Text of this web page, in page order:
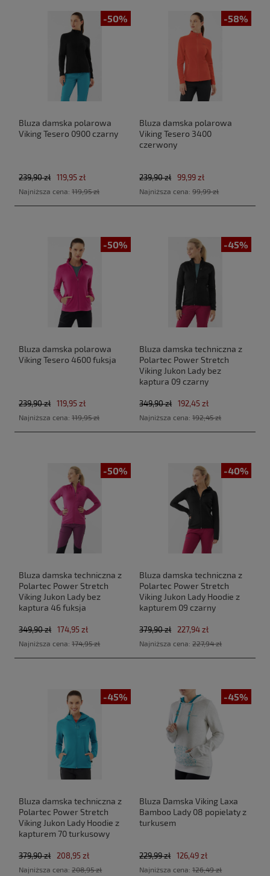
-50%
Bluza damska polarowa
Viking Tesero 0900 czarny
119,95 zł
239,90 zł
Najniższa cena:119,95 zł
-58%
Bluza damska polarowa
Viking Tesero 3400
czerwony
99,99 zł
239,90 zł
Najniższa cena:99,99 zł
-50%
Bluza damska polarowa
Viking Tesero 4600 fuksja
119,95 zł
239,90 zł
Najniższa cena:119,95 zł
-45%
Bluza damska techniczna z
Polartec Power Stretch
Viking Jukon Lady bez
kaptura 09 czarny
192,45 zł
349,90 zł
Najniższa cena:192,45 zł
-50%
Bluza damska techniczna z
Polartec Power Stretch
Viking Jukon Lady bez
kaptura 46 fuksja
174,95 zł
349,90 zł
Najniższa cena:174,95 zł
-40%
Bluza damska techniczna z
Polartec Power Stretch
Viking Jukon Lady Hoodie z
kapturem 09 czarny
227,94 zł
379,90 zł
Najniższa cena:227,94 zł
-45%
Bluza damska techniczna z
Polartec Power Stretch
Viking Jukon Lady Hoodie z
kapturem 70 turkusowy
208,95 zł
379,90 zł
Najniższa cena:208,95 zł
-45%
Bluza Damska Viking Laxa
Bamboo Lady 08 popielaty z
turkusem
126,49 zł
229,99 zł
Najniższa cena:126,49 zł